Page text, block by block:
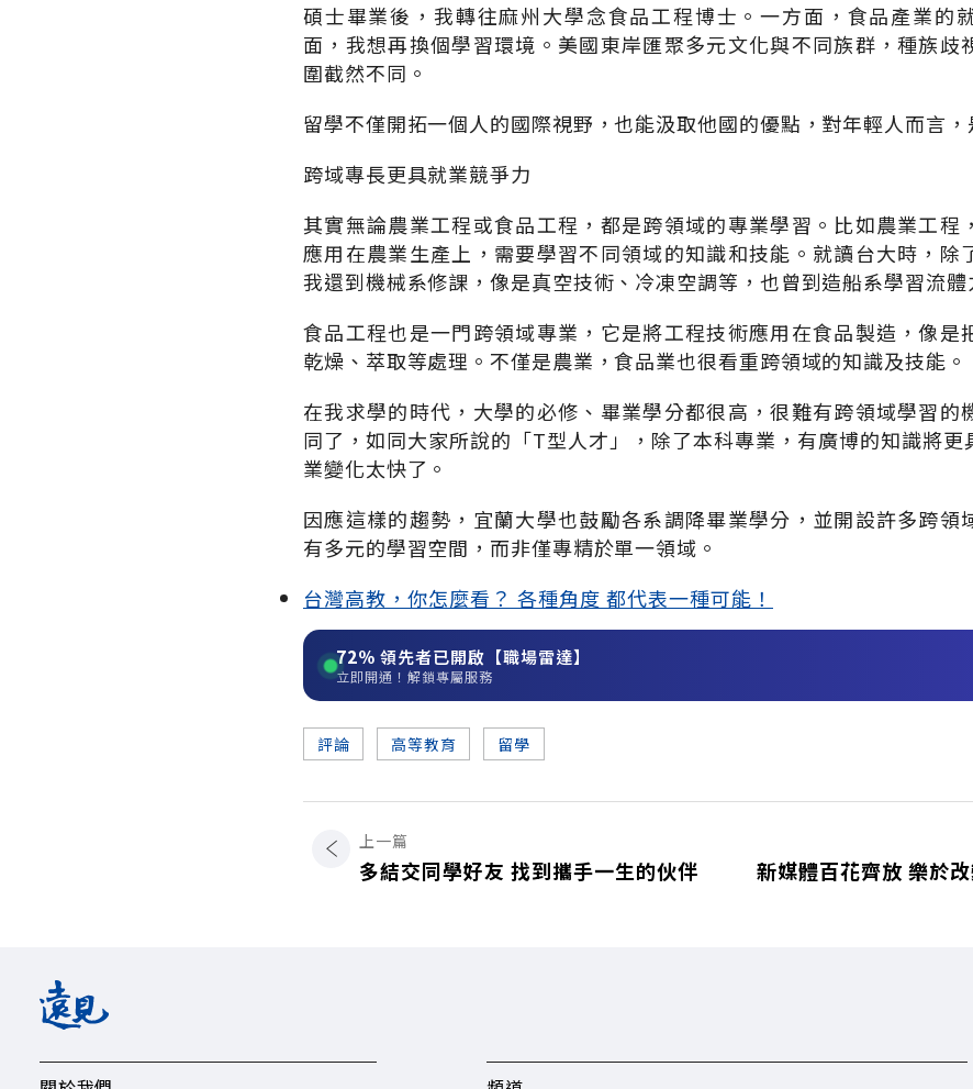
碩士畢業後，我轉往麻州大學念食品工程博士。一方面，食品產業的
面，我想再換個學習環境。美國東岸匯聚多元文化與不同族群，種族歧
圍截然不同。
留學不僅開拓一個人的國際視野，也能汲取他國的優點，對年輕人而言，
跨域專長更具就業競爭力
其實無論農業工程或食品工程，都是跨領域的專業學習。比如農業工程
應用在農業生產上，需要學習不同領域的知識和技能。就讀台大時，除
我還到機械系修課，像是真空技術、冷凍空調等，也曾到造船系學習流體
食品工程也是一門跨領域專業，它是將工程技術應用在食品製造，像是
乾燥、萃取等處理。不僅是農業，食品業也很看重跨領域的知識及技能。
在我求學的時代，大學的必修、畢業學分都很高，很難有跨領域學習的
同了，如同大家所說的「T型人才」，除了本科專業，有廣博的知識將更
業變化太快了。
因應這樣的趨勢，宜蘭大學也鼓勵各系調降畢業學分，並開設許多跨領
有多元的學習空間，而非僅專精於單一領域。
台灣高教，你怎麼看？ 各種角度 都代表一種可能！
72% 領先者已開啟【職場雷達】
立即開通！解鎖專屬服務
評論 高等教育 留學
上一篇
多結交同學好友 找到攜手一生的伙伴 新媒體百花齊放 樂於